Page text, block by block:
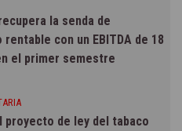
la senda de
con un EBITDA de 18
el primer semestre
proyecto de ley del tabaco